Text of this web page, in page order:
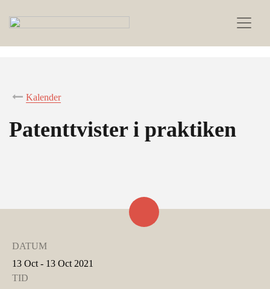
Kalender
Patenttvister i praktiken
DATUM
13 Oct - 13 Oct 2021
TID